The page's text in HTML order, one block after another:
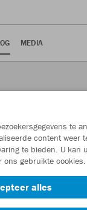
MEDIA
plaatsen voor de
te
content weer
te bieden. U kan
ons gebruikte cookies.
alles